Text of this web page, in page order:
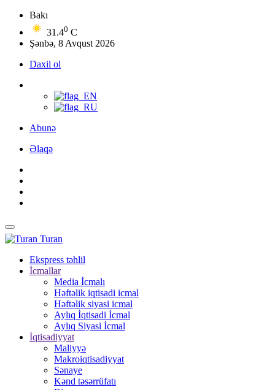
Bakı
31.40 C
Şənbə, 8 Avqust 2026
Daxil ol
Abunə
Əlaqə
Turan
Ekspress təhlil
İcmallar
Media İcmalı
Həftəlik iqtisadi icmal
Həftəlik siyasi icmal
Aylıq İqtisadi İcmal
Aylıq Siyasi İcmal
İqtisadiyyat
Maliyyə
Makroiqtisadiyyat
Sənaye
Kənd təsərrüfatı